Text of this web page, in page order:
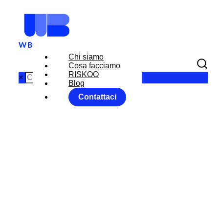
Chi siamo
Cosa facciamo
RISKOO
Blog
Contattaci
×
BCE EURO